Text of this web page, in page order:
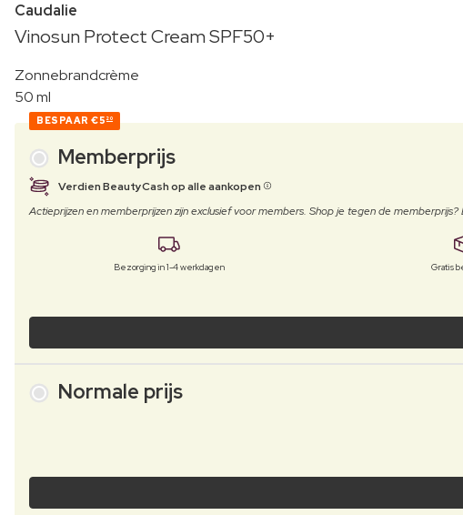
Caudalie
Vinosun Protect Cream SPF50+
Zonnebrandcrème
50 ml
BESPAAR €5 20
Memberprijs
Verdien BeautyCash op alle aankopen
Actieprijzen en memberprijzen zijn exclusief voor members. Shop je tegen de
Bezorging in 1-4 werkdagen Gratis
Normale prijs